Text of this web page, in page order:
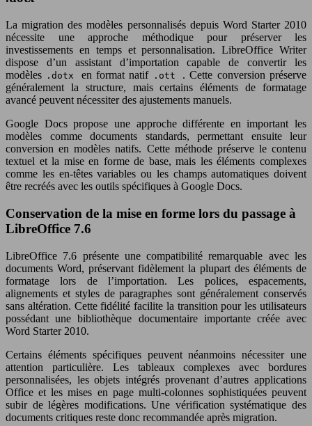
La migration des modèles personnalisés depuis Word Starter 2010
nécessite une approche méthodique pour préserver les
investissements en temps et personnalisation. LibreOffice Writer
dispose d’un assistant d’importation capable de convertir les
modèles .dotx en format natif .ott . Cette conversion préserve
généralement la structure, mais certains éléments de formatage
avancé peuvent nécessiter des ajustements manuels.
Google Docs propose une approche différente en important les
modèles comme documents standards, permettant ensuite leur
conversion en modèles natifs. Cette méthode préserve le contenu
textuel et la mise en forme de base, mais les éléments complexes
comme les en-têtes variables ou les champs automatiques doivent
être recréés avec les outils spécifiques à Google Docs.
Conservation de la mise en forme lors du passage à
LibreOffice 7.6
LibreOffice 7.6 présente une compatibilité remarquable avec les
documents Word, préservant fidèlement la plupart des éléments de
formatage lors de l’importation. Les polices, espacements,
alignements et styles de paragraphes sont généralement conservés
sans altération. Cette fidélité facilite la transition pour les utilisateurs
possédant une bibliothèque documentaire importante créée avec
Word Starter 2010.
Certains éléments spécifiques peuvent néanmoins nécessiter une
attention particulière. Les tableaux complexes avec bordures
personnalisées, les objets intégrés provenant d’autres applications
Office et les mises en page multi-colonnes sophistiquées peuvent
subir de légères modifications. Une vérification systématique des
documents critiques reste donc recommandée après migration.